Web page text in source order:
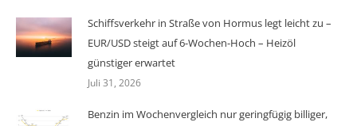
Schiffsverkehr in Straße von Hormus legt leicht zu –
EUR/USD steigt auf 6-Wochen-Hoch – Heizöl
günstiger erwartet
Juli 31, 2026
Benzin im Wochenvergleich nur geringfügig billiger,